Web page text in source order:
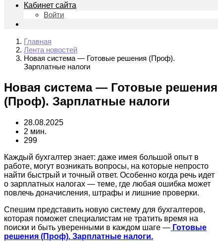
Кабинет сайта
Войти
Главная
Лента новостей
Новая система — Готовые решения (Проф).
Зарплатные налоги
Новая система — Готовые решения
(Проф). Зарплатные налоги
28.08.2025
2 мин.
299
Каждый бухгалтер знает: даже имея большой опыт в
работе, могут возникать вопросы, на которые непросто
найти быстрый и точный ответ. Особенно когда речь идет
о зарплатных налогах — теме, где любая ошибка может
повлечь доначисления, штрафы и лишние проверки.
Спешим представить новую систему для бухгалтеров,
которая поможет специалистам не тратить время на
поиски и быть уверенными в каждом шаге — Готовые
решения (Проф). Зарплатные налоги.